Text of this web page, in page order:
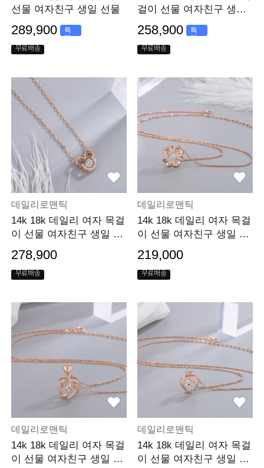
선물 여자친구 생일 선물
289,900
특
가
무료배송
걸이 선물 여자친구 생일
258,900
특
가
무료배송
데일리로맨틱
14k 18k 데일리 여자 목걸
이 선물 여자친구 생일 선
물
278,900
무료배송
데일리로맨틱
14k 18k 데일리 여자 목걸
이 선물 여자친구 생일 선
물
219,000
무료배송
데일리로맨틱
14k 18k 데일리 여자 목걸
이 선물 여자친구 생일 선
데일리로맨틱
14k 18k 데일리 여자 목걸
이 선물 여자친구 생일 선